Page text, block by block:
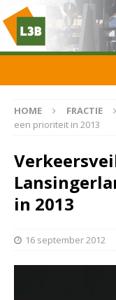
HOME FRACTIE
een prioriteit in 2013
in 2013
16 september 2012